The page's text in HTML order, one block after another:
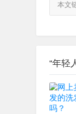
本文
“年轻